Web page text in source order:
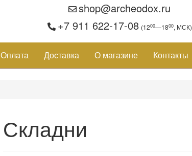
shop@archeodox.ru
+7 911 622-17-08 (1200—1800, МСК)
Оплата Доставка О магазине Контакты
Складни